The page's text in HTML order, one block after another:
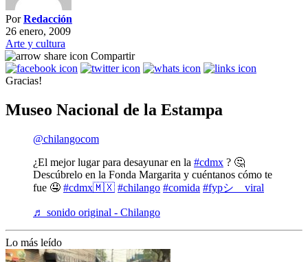
PorRedacción
26 enero, 2009
Arte y cultura
Compartir
Gracias!
Museo Nacional de la Estampa
@chilangocom
¿El mejor lugar para desayunar en la #cdmx ? 🤔
Descúbrelo en la Fonda Margarita y cuéntanos cómo te
fue 🤤 #cdmx🇲🇽 #chilango #comida #fypシ゚viral
♬ sonido original - Chilango
Lo más leído